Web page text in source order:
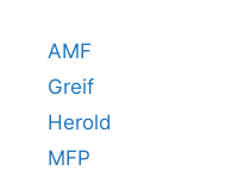
AMF
Greif
Herold
MFP